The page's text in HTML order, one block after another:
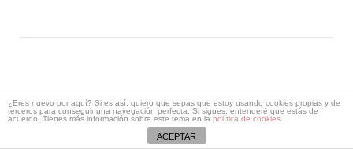
Follow Me!
¿Eres nuevo por aquí? Si es así, quiero que sepas que estoy usando cookies propias y de
terceros para conseguir una navegación perfecta. Si sigues, entenderé que estás de
acuerdo. Tienes más información sobre este tema en la política de cookies
ACEPTAR